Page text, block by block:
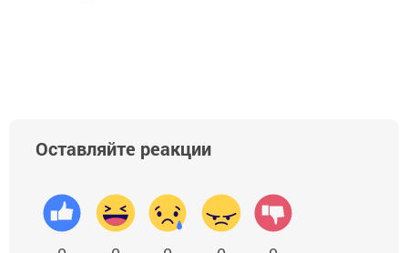
Оставляйте реакции